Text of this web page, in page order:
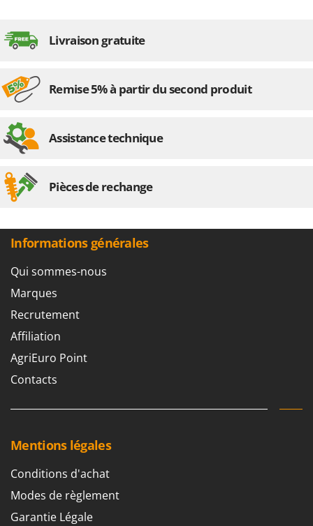
Livraison gratuite
Remise 5% à partir du second produit
Assistance technique
Pièces de rechange
Informations générales
Qui sommes-nous
Marques
Recrutement
Affiliation
AgriEuro Point
Contacts
Mentions légales
Conditions d'achat
Modes de règlement
Garantie Légale